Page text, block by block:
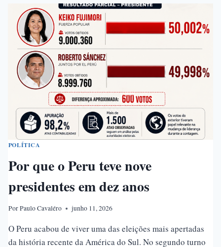
TRANSFORMOU
TRABALHADORES
COMUNS
EM
MILIONÁRIOS
POLÍTICA
Por que o Peru teve nove
presidentes em dez anos
PorPaulo Cavaléro junho 11, 2026
O Peru acabou de viver uma das eleições mais apertadas
da história recente da América do Sul. No segundo turno